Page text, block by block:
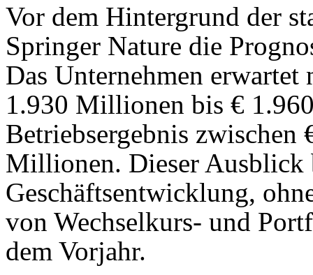
Vor dem Hintergrund der
Springer Nature die
Das Unternehmen erwartet
1.930 Millionen bis €
Betriebsergebnis
Millionen. Dieser Ausblick
Geschäftsentwicklung,
von Wechselkurs- und
dem Vorjahr.